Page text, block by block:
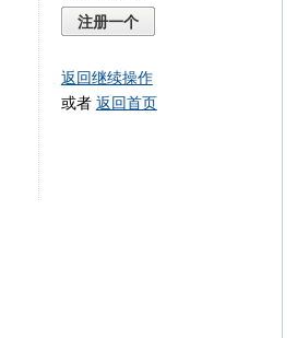
注册一个
返回继续操作
或者 返回首页